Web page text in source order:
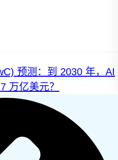
预测：到 2030 年，AI
万亿美元？